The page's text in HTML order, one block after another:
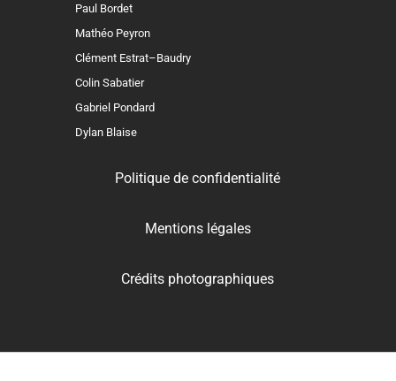
Paul Bordet
Mathéo Peyron
Clément Estrat–Baudry
Colin Sabatier
Gabriel Pondard
Dylan Blaise
Politique de confidentialité
Mentions légales
Crédits photographiques